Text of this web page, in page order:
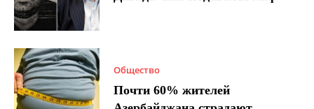
Общество
Почти 60% жителей